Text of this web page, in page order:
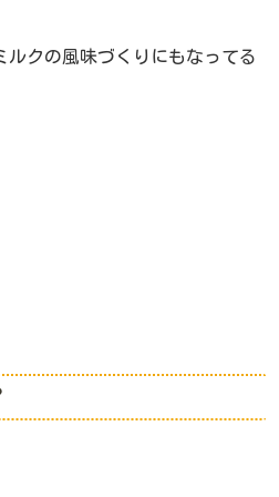
ルクの風味づくりにもなってる